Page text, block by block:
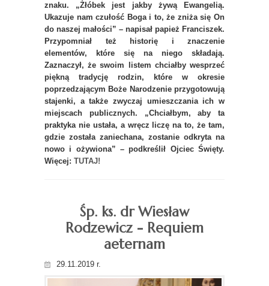
znaku. „Żłóbek jest jakby żywą Ewangelią.
Ukazuje nam czułość Boga i to, że zniża się On
do naszej małości” – napisał papież Franciszek.
Przypomniał też historię i znaczenie
elementów, które się na niego składają.
Zaznaczył, że swoim listem chciałby wesprzeć
piękną tradycję rodzin, które w okresie
poprzedzającym Boże Narodzenie przygotowują
stajenki, a także zwyczaj umieszczania ich w
miejscach publicznych. „Chciałbym, aby ta
praktyka nie ustała, a wręcz liczę na to, że tam,
gdzie została zaniechana, zostanie odkryta na
nowo i ożywiona” – podkreślił Ojciec Święty.
Więcej: TUTAJ!
Śp. ks. dr Wiesław
Rodzewicz - Requiem
aeternam
29.11.2019 r.